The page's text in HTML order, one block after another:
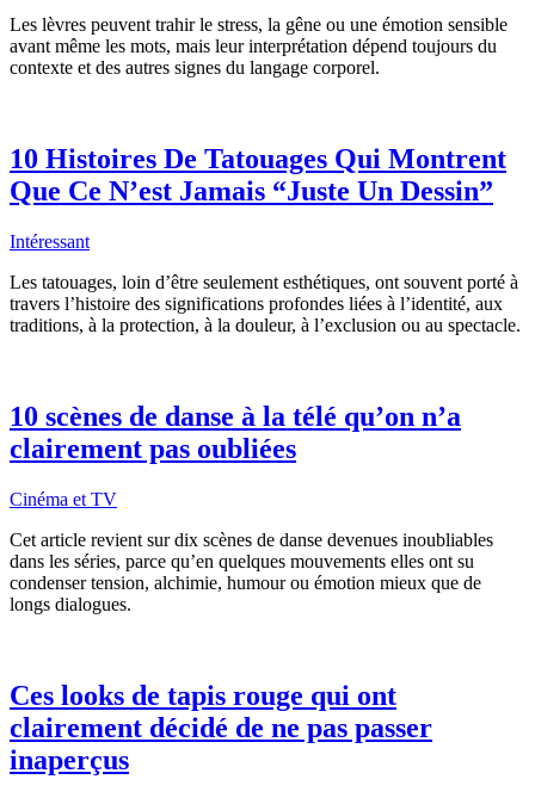
Les lèvres peuvent trahir le stress, la gêne ou une émotion sensible
avant même les mots, mais leur interprétation dépend toujours du
contexte et des autres signes du langage corporel.
10 Histoires De Tatouages Qui Montrent
Que Ce N’est Jamais “Juste Un Dessin”
Intéressant
Les tatouages, loin d’être seulement esthétiques, ont souvent porté à
travers l’histoire des significations profondes liées à l’identité, aux
traditions, à la protection, à la douleur, à l’exclusion ou au spectacle.
10 scènes de danse à la télé qu’on n’a
clairement pas oubliées
Cinéma et TV
Cet article revient sur dix scènes de danse devenues inoubliables
dans les séries, parce qu’en quelques mouvements elles ont su
condenser tension, alchimie, humour ou émotion mieux que de
longs dialogues.
Ces looks de tapis rouge qui ont
clairement décidé de ne pas passer
inaperçus